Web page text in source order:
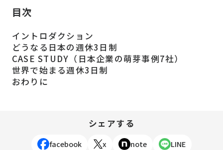
目次
イントロダクション
どうなる日本の週休3日制
CASE STUDY（日本企業の萌芽事例7社）
世界で始まる週休3日制
おわりに
シェアする
facebook x note LINE